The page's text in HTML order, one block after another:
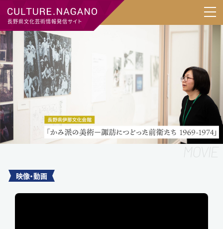
長野県文化芸術情報発信サイト
映像・動画